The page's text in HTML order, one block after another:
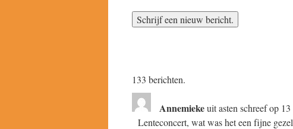
133 berichten.
Annemiekeuitasten schreef op
Lenteconcert, wat was het een fijne